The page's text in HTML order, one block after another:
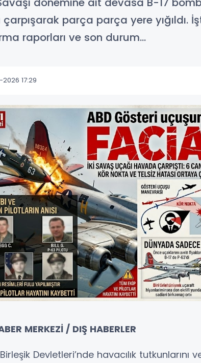
parça parça yere yığıldı.
raporları ve son durum…
17:29
MERKEZİ / DIŞ HABERLER
Devletleri’nde havacılık tutkunlarını